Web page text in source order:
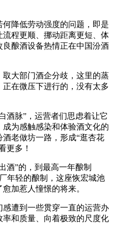
降低劳动强度的问题，即是
程更顺、挪动距离更短、体
酿酒设备热情正在中国汾酒
大部门酒企分歧，这里的蒸
在微压下进行的，没有太多
脉”，运营者们思虑着让它
为感触感染和体验酒文化的
老做坊一路，形成“逛杏花
更多！
”的，到最高一年酿制
年轻的酿制，这座恢宏城池
加惹人憧憬的将来。
遭到一些贯穿一直的运营办
和质量、向着极致的尺度化